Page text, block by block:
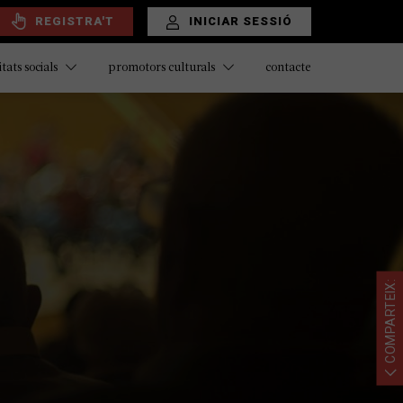
REGISTRA'T INICIAR SESSIÓ
socials promotors culturals contacte
COMPARTEIX: